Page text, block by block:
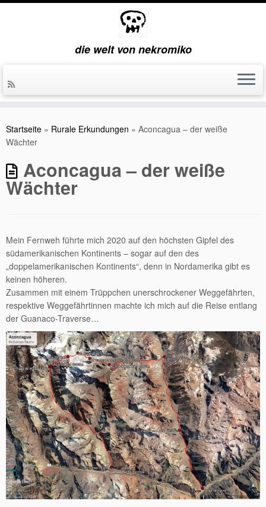
Inhalt
springen
die welt von nekromiko
Startseite » Rurale Erkundungen » Aconcagua – der weiße
Wächter
Aconcagua – der weiße
Wächter
Mein Fernweh führte mich 2020 auf den höchsten Gipfel des
südamerikanischen Kontinents – sogar auf den des
„doppelamerikanischen Kontinents“, denn in Nordamerika gibt es
keinen höheren.
Zusammen mit einem Trüppchen unerschrockener Weggefährten,
respektive Weggefährtinnen machte ich mich auf die Reise entlang
der Guanaco-Traverse…